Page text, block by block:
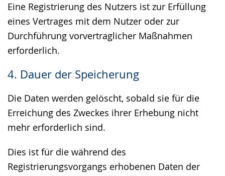
Eine Registrierung des Nutzers ist zur Erfüllung
eines Vertrages mit dem Nutzer oder zur
Durchführung vorvertraglicher Maßnahmen
erforderlich.
4. Dauer der Speicherung
Die Daten werden gelöscht, sobald sie für die
Erreichung des Zweckes ihrer Erhebung nicht
mehr erforderlich sind.
Dies ist für die während des
Registrierungsvorgangs erhobenen Daten der